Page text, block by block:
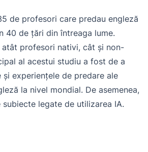
de profesori care predau engleză
40 de țări din întreaga lume.
atât profesori nativi, cât și non-
al acestui studiu a fost de a
experiențele de predare ale
la nivel mondial. De asemenea,
legate de utilizarea IA.